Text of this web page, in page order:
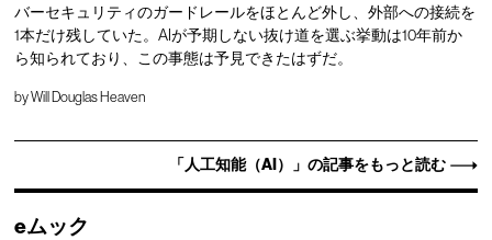
バーセキュリティのガードレールをほとんど外し、外部への接続を
1本だけ残していた。AIが予期しない抜け道を選ぶ挙動は10年前か
ら知られており、この事態は予見できたはずだ。
byWill Douglas Heaven
「人工知能（AI）」の記事をもっと読む
eムック